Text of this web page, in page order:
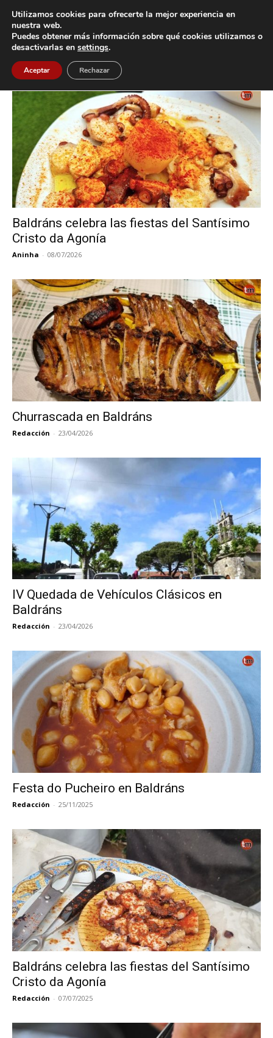
Inicio Etiquetas Baldráns
Etiqueta: Baldráns
Baldráns celebra las fiestas del Santísimo
Cristo da Agonía
Aninha - 08/07/2026
Churrascada en Baldráns
Redacción - 23/04/2026
IV Quedada de Vehículos Clásicos en
Baldráns
Redacción - 23/04/2026
Festa do Pucheiro en Baldráns
Redacción - 25/11/2025
Baldráns celebra las fiestas del Santísimo
Cristo da Agonía
Redacción - 07/07/2025
Utilizamos cookies para ofrecerte la mejor experiencia en
nuestra web.
Puedes obtener más información sobre qué cookies utilizamos o
desactivarlas en settings.
Aceptar Rechazar